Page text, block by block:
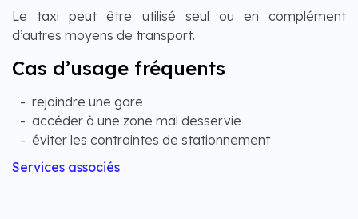
Le taxi peut être utilisé seul ou en complément
d’autres moyens de transport.
Cas d’usage fréquents
rejoindre une gare
accéder à une zone mal desservie
éviter les contraintes de stationnement
Services associés